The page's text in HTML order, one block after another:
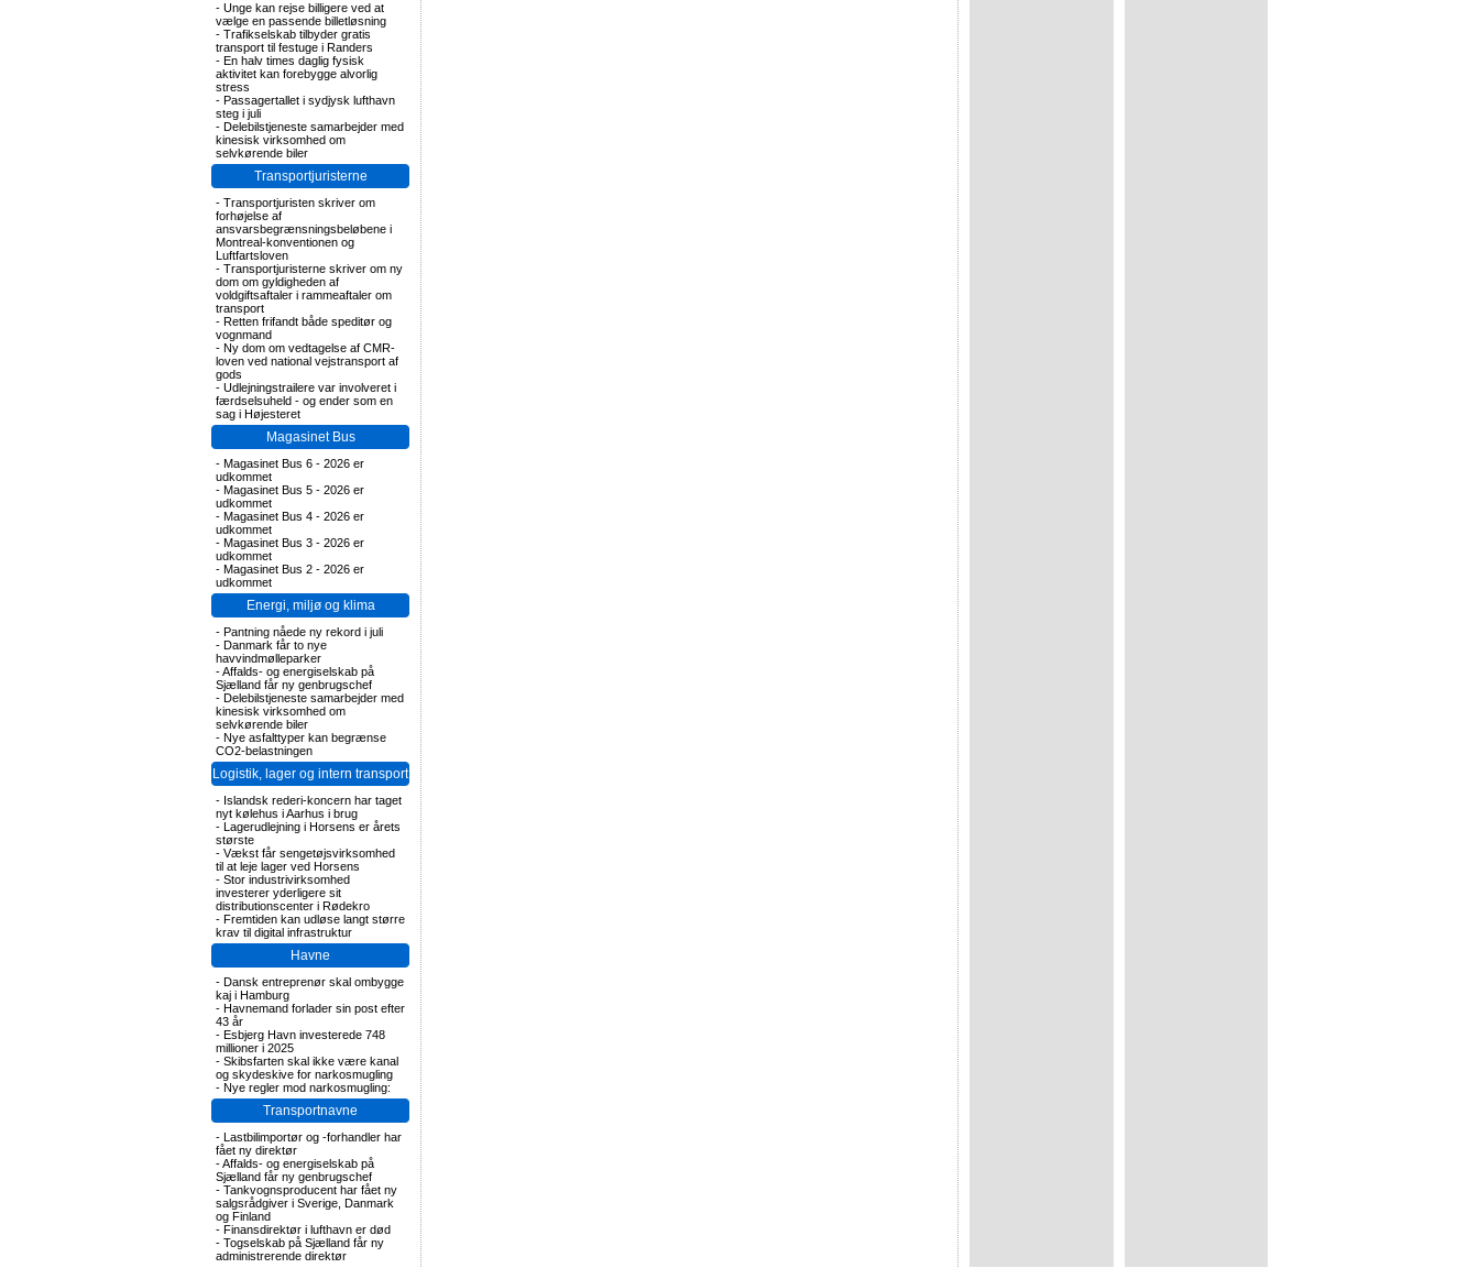
- Unge kan rejse billigere ved at
vælge en passende billetløsning
- Trafikselskab tilbyder gratis
transport til festuge i Randers
- En halv times daglig fysisk
aktivitet kan forebygge alvorlig
stress
- Passagertallet i sydjysk lufthavn
steg i juli
- Delebilstjeneste samarbejder med
kinesisk virksomhed om
selvkørende biler
Transportjuristerne
- Transportjuristen skriver om
forhøjelse af
ansvarsbegrænsningsbeløbene i
Montreal-konventionen og
Luftfartsloven
- Transportjuristerne skriver om ny
dom om gyldigheden af
voldgiftsaftaler i rammeaftaler om
transport
- Retten frifandt både speditør og
vognmand
- Ny dom om vedtagelse af CMR-
loven ved national vejstransport af
gods
- Udlejningstrailere var involveret i
færdselsuheld - og ender som en
sag i Højesteret
Magasinet Bus
- Magasinet Bus 6 - 2026 er
udkommet
- Magasinet Bus 5 - 2026 er
udkommet
- Magasinet Bus 4 - 2026 er
udkommet
- Magasinet Bus 3 - 2026 er
udkommet
- Magasinet Bus 2 - 2026 er
udkommet
Energi, miljø og klima
- Pantning nåede ny rekord i juli
- Danmark får to nye
havvindmølleparker
-Affalds- og energiselskab på
Sjælland får ny genbrugschef
- Delebilstjeneste samarbejder med
kinesisk virksomhed om
selvkørende biler
- Nye asfalttyper kan begrænse
CO2-belastningen
Logistik, lager og intern transport
- Islandsk rederi-koncern har taget
nyt kølehus i Aarhus i brug
- Lagerudlejning i Horsens er årets
største
- Vækst får sengetøjsvirksomhed
til at leje lager ved Horsens
- Stor industrivirksomhed
investerer yderligere sit
distributionscenter i Rødekro
- Fremtiden kan udløse langt større
krav til digital infrastruktur
Havne
- Dansk entreprenør skal ombygge
kaj i Hamburg
- Havnemand forlader sin post efter
43 år
- Esbjerg Havn investerede 748
millioner i 2025
- Skibsfarten skal ikke være kanal
og skydeskive for narkosmugling
- Nye regler mod narkosmugling:
Transportnavne
- Lastbilimportør og -forhandler har
fået ny direktør
-Affalds- og energiselskab på
Sjælland får ny genbrugschef
- Tankvognsproducent har fået ny
salgsrådgiver i Sverige, Danmark
og Finland
- Finansdirektør i lufthavn er død
- Togselskab på Sjælland får ny
administrerende direktør